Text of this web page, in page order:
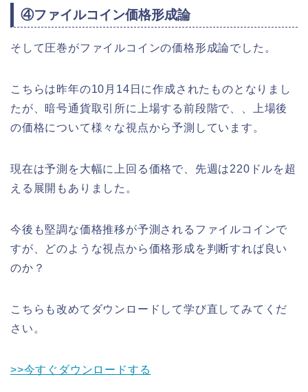
④ファイルコイン価格形成論
そして圧巻がファイルコインの価格形成論でした。
こちらは昨年の10月14日に作成されたものとなりまし
たが、暗号通貨取引所に上場する前段階で、、上場後
の価格について様々な視点から予測しています。
現在は予測を大幅に上回る価格で、先週は220ドルを超
える展開もありました。
今後も堅調な価格推移が予測されるファイルコインで
すが、どのような視点から価格形成を判断すれば良い
のか？
こちらも改めてダウンロードして学び直してみてくだ
さい。
>>今すぐダウンロードする